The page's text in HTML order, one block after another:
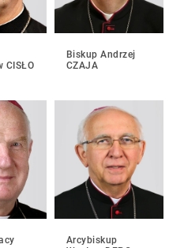
CISŁO
Biskup Andrzej
CZAJA
Arcybiskup